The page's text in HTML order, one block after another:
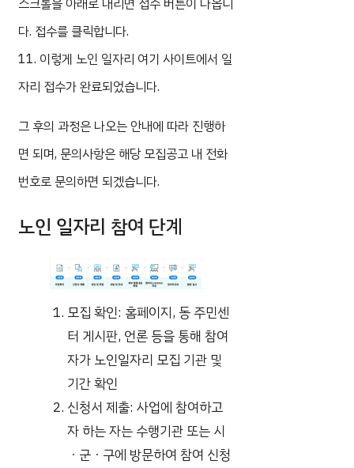
스크롤을 아래로 내리면 접수 버튼이 나옵니
다. 접수를 클릭합니다.
11. 이렇게 노인 일자리 여기 사이트에서 일
자리 접수가 완료되었습니다.
그 후의 과정은 나오는 안내에 따라 진행하
면 되며, 문의사항은 해당 모집공고 내 전화
번호로 문의하면 되겠습니다.
노인 일자리 참여 단계
모집 확인: 홈페이지, 동 주민센
터 게시판, 언론 등을 통해 참여
자가 노인일자리 모집 기관 및
기간 확인
신청서 제출: 사업에 참여하고
자 하는 자는 수행기관 또는 시
ㆍ군ㆍ구에 방문하여 참여 신청